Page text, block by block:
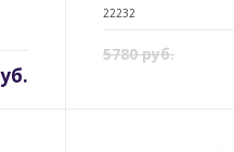
22232
5780 руб.